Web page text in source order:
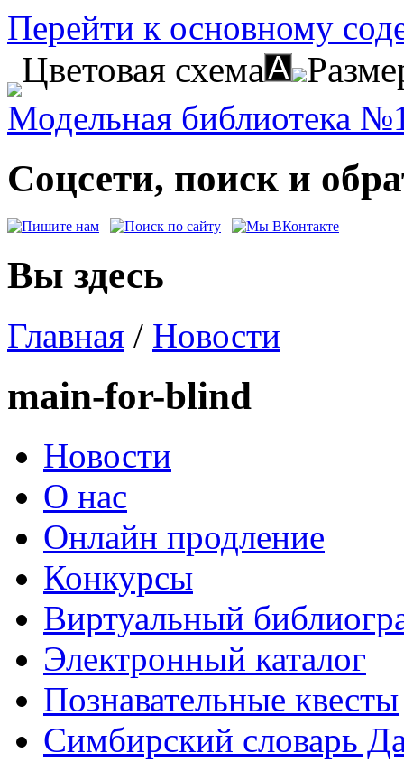
Перейти к основному
Цветовая схема
Модельная библиотека
Соцсети, поиск и
Вы здесь
Главная / Новости
main-for-blind
Новости
О нас
Онлайн продление
Конкурсы
Виртуальный
Электронный каталог
Познавательные квесты
Симбирский словарь